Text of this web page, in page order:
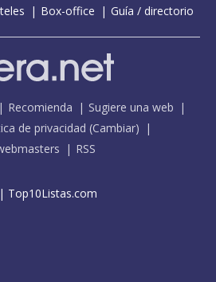
Box-office Guía / directorio
Recomienda
Sugiere una web
de privacidad (Cambiar)
RSS
| Top10Listas.com